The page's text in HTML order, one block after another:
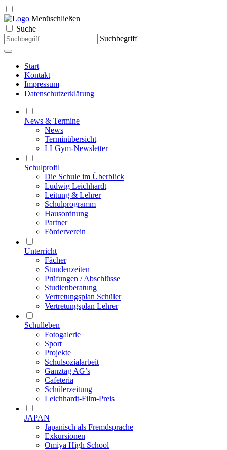
Menüschließen
Suche
Suchbegriff
Start
Kontakt
Impressum
Datenschutzerklärung
News & Termine
News
Terminübersicht
LLGym-Newsletter
Schulprofil
Die Schule im Überblick
Ludwig Leichhardt
Leitung & Lehrer
Schulprogramm
Hausordnung
Partner
Förderverein
Unterricht
Fächer
Stundenzeiten
Prüfungen / Abschlüsse
Studienberatung
Vertretungsplan Schüler
Vertretungsplan Lehrer
Schulleben
Fotogalerie
Sport
Projekte
Schulsozialarbeit
Ganztag AG’s
Cafeteria
Schülerzeitung
Leichhardt-Film-Preis
JAPAN
Japanisch als Fremdsprache
Exkursionen
Omiya High School